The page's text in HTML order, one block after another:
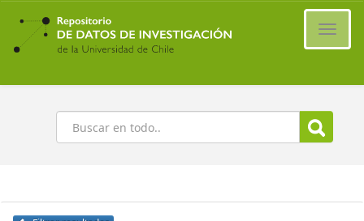
Ir
contenido
principal
Buscar